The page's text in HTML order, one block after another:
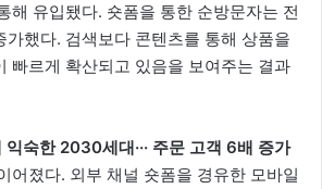
해 유입됐다. 숏폼을 통한 순방문자는 전
가했다. 검색보다 콘텐츠를 통해 상품을
빠르게 확산되고 있음을 보여주는 결과
숙한 2030세대··· 주문 고객 6배 증가
어졌다. 외부 채널 숏폼을 경유한 모바일